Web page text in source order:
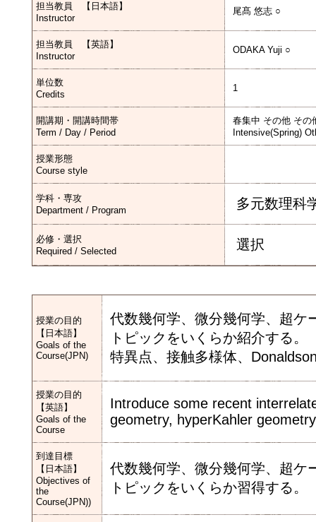
担当教員 【日本語】
Instructor
尾髙 悠志 ○
担当教員 【英語】
Instructor
ODAKA Yuji ○
単位数
Credits
1
開講期・開講時間帯
Term / Day / Period
春集中 その他 その
Intensive(Spring)
授業形態
Course style
学科・専攻
Department / Program
多元数理科
必修・選択
Required / Selected
選択
授業の目的
【日本語】
Goals of the
Course(JPN)
代数幾何学、微分幾何学、超ケ
トピックをいくらか紹介する
特異点、接触多様体、
授業の目的
【英語】
Goals of the
Course
Introduce some recent
geometry, hyperKahler
到達目標
【日本語】
Objectives of
the
Course(JPN))
代数幾何学、微分幾何学、超ケ
トピックをいくらか習得する。